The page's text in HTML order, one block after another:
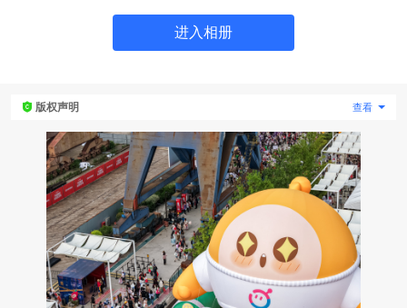
立即预约
进入相册
版权声明 查看